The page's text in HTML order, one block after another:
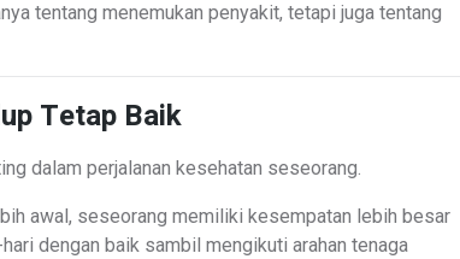
tentang menemukan penyakit, tetapi juga tentang
Tetap Baik
dalam perjalanan kesehatan seseorang.
awal, seseorang memiliki kesempatan lebih besar
dengan baik sambil mengikuti arahan tenaga